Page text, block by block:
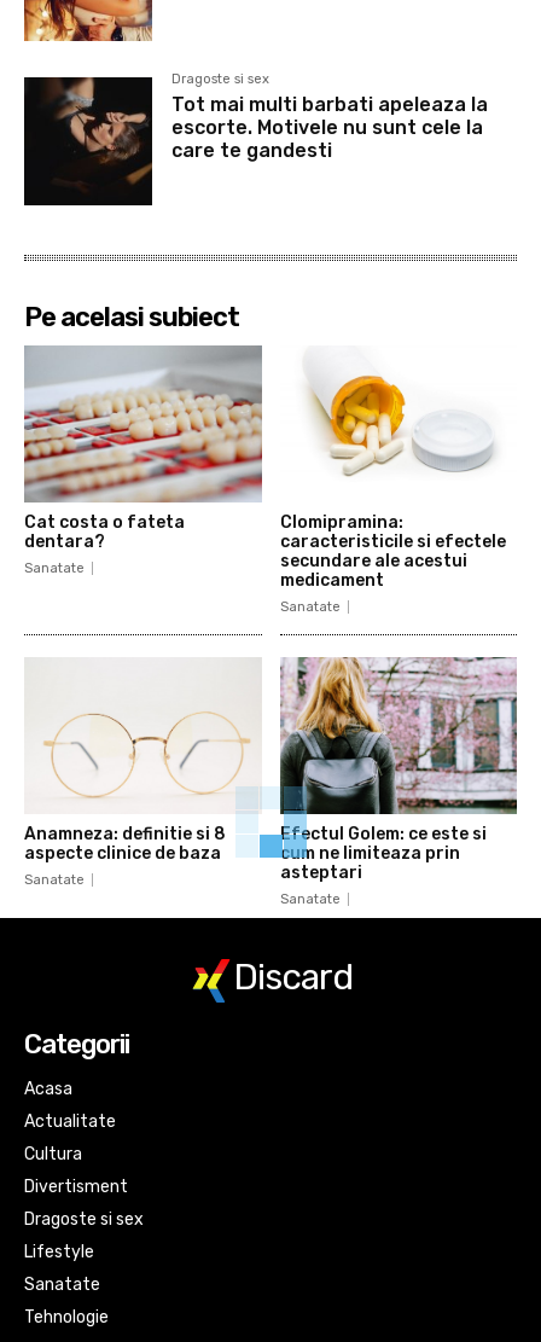
Dragoste si sex
Tot mai multi barbati apeleaza la
escorte. Motivele nu sunt cele la
care te gandesti
Pe acelasi subiect
Cat costa o fateta
dentara?
Sanatate
Clomipramina:
caracteristicile si efectele
secundare ale acestui
medicament
Sanatate
Anamneza: definitie si 8
aspecte clinice de baza
Sanatate
Efectul Golem: ce este si
cum ne limiteaza prin
asteptari
Sanatate
Discard
Categorii
Acasa
Actualitate
Cultura
Divertisment
Dragoste si sex
Lifestyle
Sanatate
Tehnologie